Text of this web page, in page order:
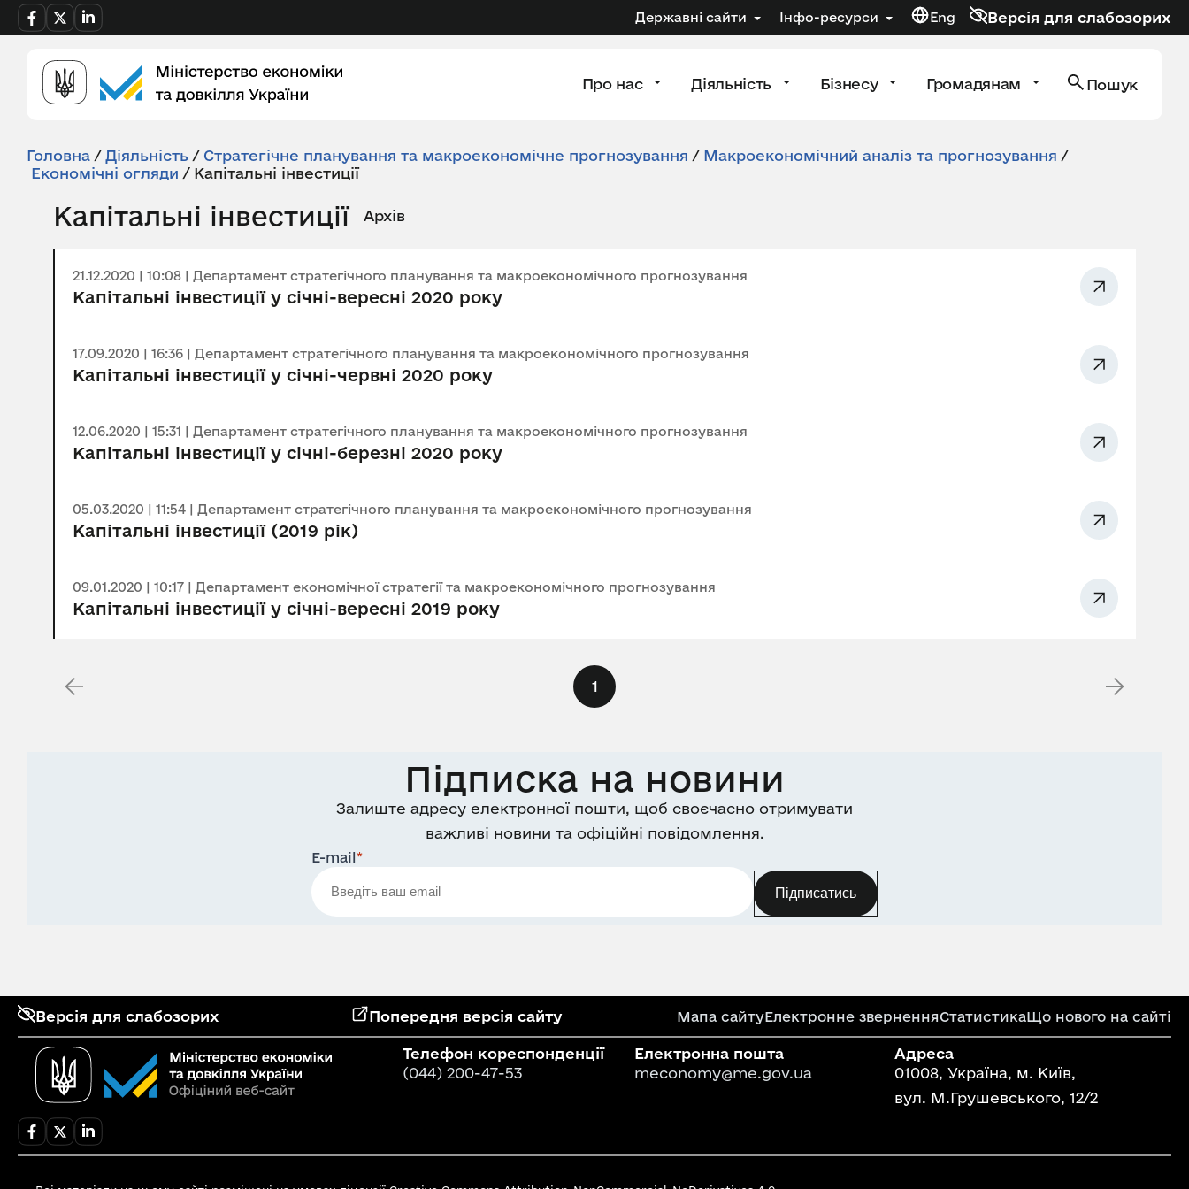
Державні сайти Інфо-ресурси Eng Версія для слабозорих
Про нас Діяльність Бізнесу Громадянам Пошук
Головна / Діяльність / Стратегічне планування та макроекономічне прогнозування / Макроекономічний аналіз та прогнозування /
Економічні огляди / Капітальні інвестиції
Капітальні інвестиції Архів
21.12.2020 | 10:08 | Департамент стратегічного планування та макроекономічного прогнозування
Капітальні інвестиції у січні-вересні 2020 року
17.09.2020 | 16:36 | Департамент стратегічного планування та макроекономічного прогнозування
Капітальні інвестиції у січні-червні 2020 року
12.06.2020 | 15:31 | Департамент стратегічного планування та макроекономічного прогнозування
Капітальні інвестиції у січні-березні 2020 року
05.03.2020 | 11:54 | Департамент стратегічного планування та макроекономічного прогнозування
Капітальні інвестиції (2019 рік)
09.01.2020 | 10:17 | Департамент економічної стратегії та макроекономічного прогнозування
Капітальні інвестиції у січні-вересні 2019 року
1
Підписка на новини
Залиште адресу електронної пошти, щоб своєчасно отримувати
важливі новини та офіційні повідомлення.
E-mail*
Підписатись
Версія для слабозорих Попередня версія сайту Мапа сайтуЕлектронне зверненняСтатистикаЩо нового на сайті
Телефон кореспонденції
(044) 200-47-53
Електронна пошта
meconomy@me.gov.ua
Адреса
01008, Україна, м. Київ,
вул. М.Грушевського, 12/2